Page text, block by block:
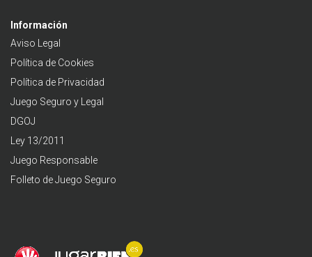
Información
Aviso Legal
Política de Cookies
Política de Privacidad
Juego Seguro y Legal
DGOJ
Ley 13/2011
Juego Responsable
Folleto de Juego Seguro